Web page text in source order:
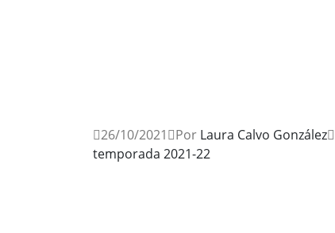
26/10/2021
Por Laura Calvo González
temporada 2021-22